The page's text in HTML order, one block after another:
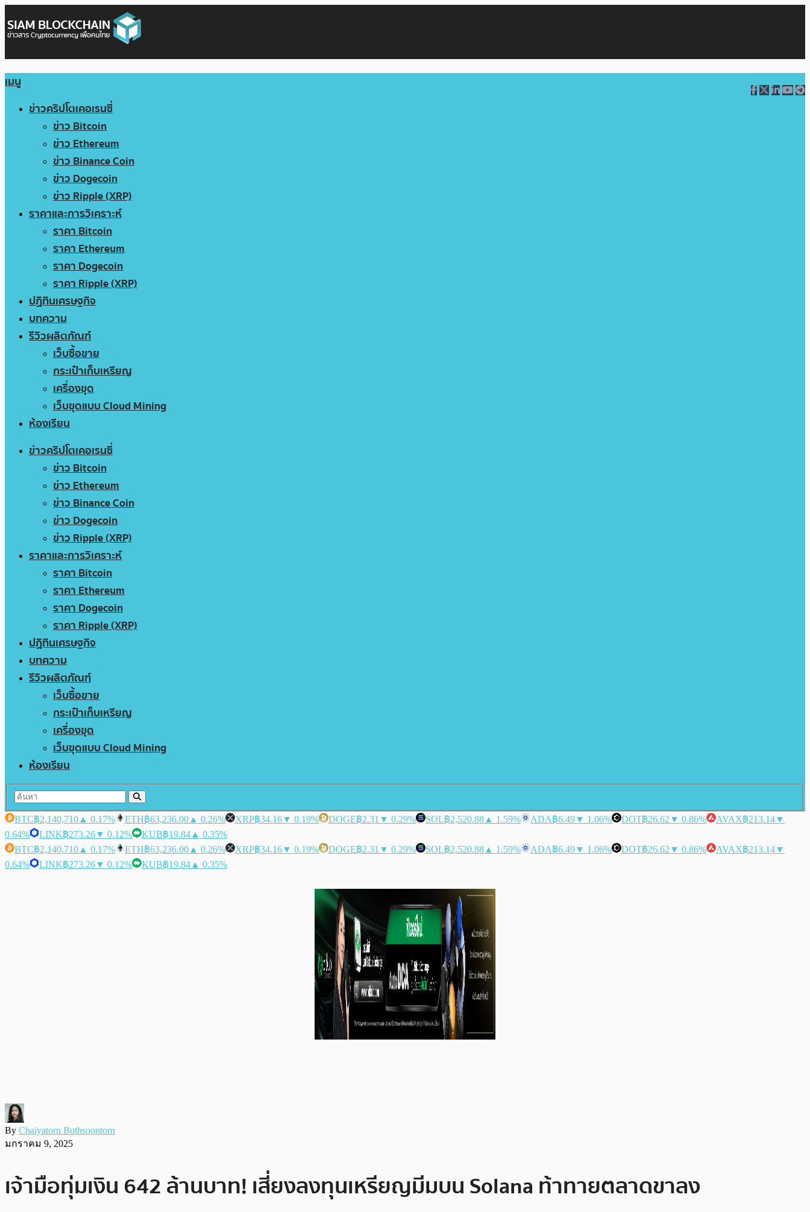
เมนู
ข่าวคริปโตเคอเรนซี่
ข่าว Bitcoin
ข่าว Ethereum
ข่าว Binance Coin
ข่าว Dogecoin
ข่าว Ripple (XRP)
ราคาและการวิเคราะห์
ราคา Bitcoin
ราคา Ethereum
ราคา Dogecoin
ราคา Ripple (XRP)
ปฏิทินเศรษฐกิจ
บทความ
รีวิวผลิตภัณฑ์
เว็บซื้อขาย
กระเป๋าเก็บเหรียญ
เครื่องขุด
เว็บขุดแบบ Cloud Mining
ห้องเรียน
ข่าวคริปโตเคอเรนซี่
ข่าว Bitcoin
ข่าว Ethereum
ข่าว Binance Coin
ข่าว Dogecoin
ข่าว Ripple (XRP)
ราคาและการวิเคราะห์
ราคา Bitcoin
ราคา Ethereum
ราคา Dogecoin
ราคา Ripple (XRP)
ปฏิทินเศรษฐกิจ
บทความ
รีวิวผลิตภัณฑ์
เว็บซื้อขาย
กระเป๋าเก็บเหรียญ
เครื่องขุด
เว็บขุดแบบ Cloud Mining
ห้องเรียน
BTC฿2,140,710 ▲ 0.17% ETH฿63,236.00 ▲ 0.26% XRP฿34.16▼ 0.19% DOGE฿2.31 ▼ 0.29% SOL฿2,520.88 ▲ 1.59% ADA฿6.49▼ 1.06% DOT฿26.62 ▼ 0.86% AVAX฿213.14▼
0.64%
LINK฿273.26▼ 0.12% KUB฿19.84 ▲ 0.35%
BTC฿2,140,710 ▲ 0.17% ETH฿63,236.00 ▲ 0.26% XRP฿34.16▼ 0.19% DOGE฿2.31 ▼ 0.29% SOL฿2,520.88 ▲ 1.59% ADA฿6.49▼ 1.06% DOT฿26.62 ▼ 0.86% AVAX฿213.14▼
0.64%
LINK฿273.26▼ 0.12% KUB฿19.84 ▲ 0.35%
By Chaiyatorn Buthsoontorn
มกราคม 9, 2025
เจ้ามือทุ่มเงิน 642 ล้านบาท! เสี่ยงลงทุนเหรียญมีมบน Solana ท้าทายตลาดขาลง